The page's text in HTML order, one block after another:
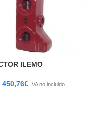
ILEMO
450,76€ IVA no incluido